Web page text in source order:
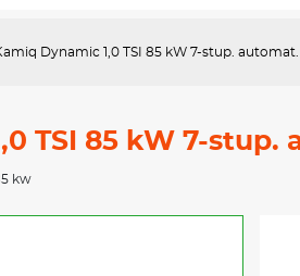
Dynamic 1,0 TSI 85 kW 7-stup. automat.
TSI 85 kW 7-stup.
kw